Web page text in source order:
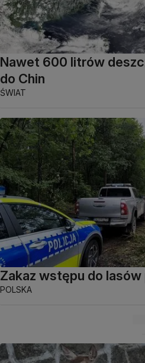
Nawet 600 litrów
do Chin
ŚWIAT
Zakaz wstępu do lasów
POLSKA